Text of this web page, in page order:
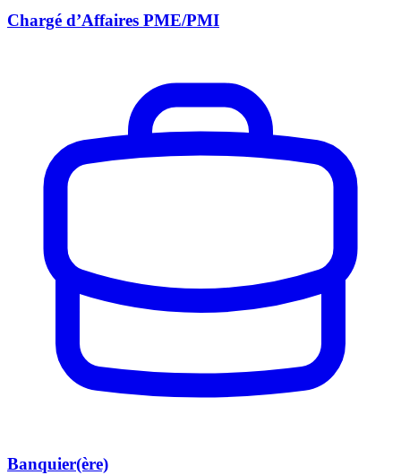
Chargé d’Affaires PME/PMI
Banquier(ère)